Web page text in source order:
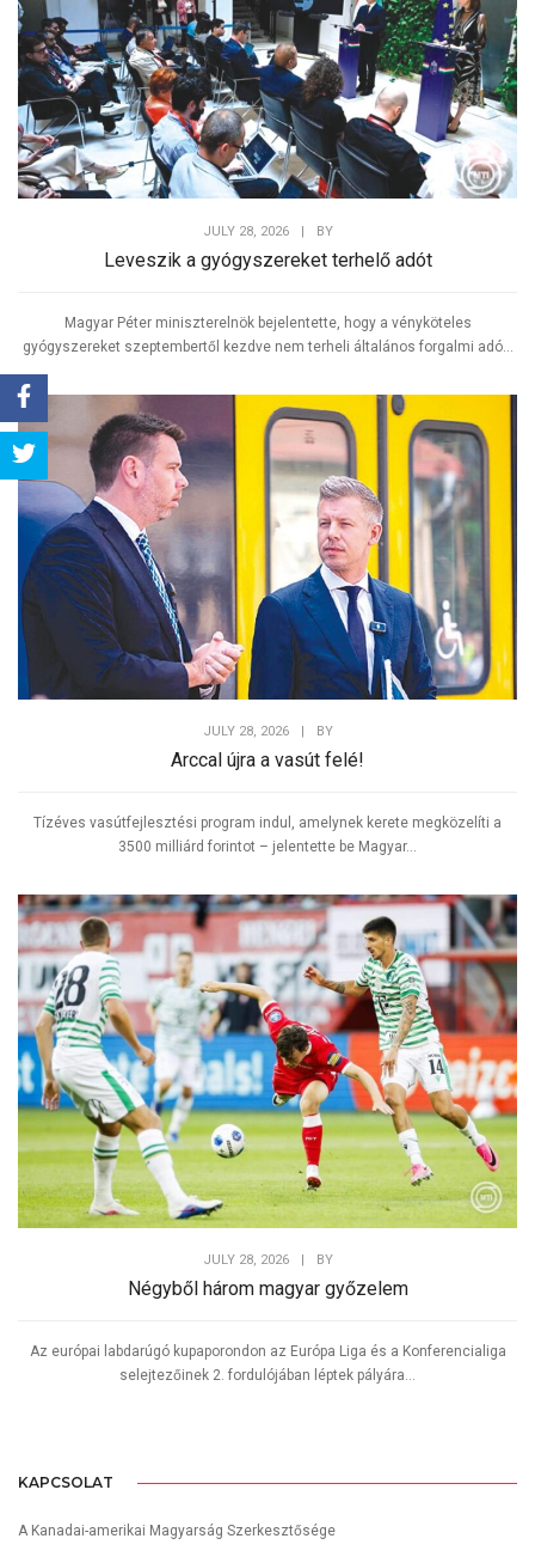
JULY 28, 2026 | BY
Leveszik a gyógyszereket terhelő adót
Magyar Péter miniszterelnök bejelentette, hogy a vényköteles
gyógyszereket szeptembertől kezdve nem terheli általános forgalmi adó...
JULY 28, 2026 | BY
Arccal újra a vasút felé!
Tízéves vasútfejlesztési program indul, amelynek kerete megközelíti a
3500 milliárd forintot – jelentette be Magyar...
JULY 28, 2026 | BY
Négyből három magyar győzelem
Az európai labdarúgó kupaporondon az Európa Liga és a Konferencialiga
selejtezőinek 2. fordulójában léptek pályára...
KAPCSOLAT
A Kanadai-amerikai Magyarság Szerkesztősége
Share